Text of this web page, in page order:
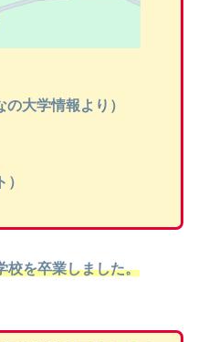
大学情報より）
校を卒業しました。